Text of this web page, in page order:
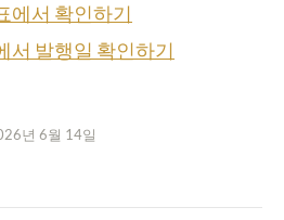
에서 확인하기
서 발행일 확인하기
년 6월 14일